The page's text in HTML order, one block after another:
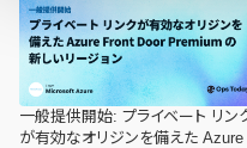
一般提供開始: プライベート リン
が有効なオリジンを備えた Azure